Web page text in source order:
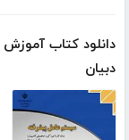
دبیان